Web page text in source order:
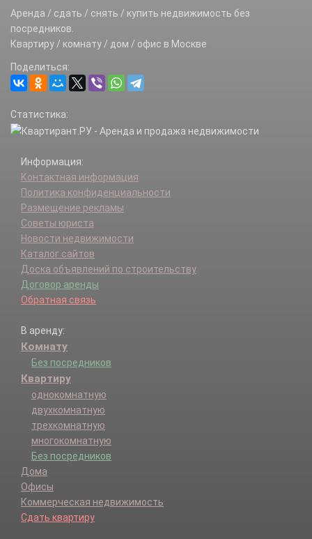
Аренда / сдать / снять / купить недвижимость без
посредников.
Квартиру / комнату / дом / офис в Москве
Поделиться:
Статистика:
Информация:
Контактная информация
Политика конфиденциальности
Размещение рекламы
Советы юриста
Новости недвижимости
Каталог сайтов
Доска объявлений по строительству
Договор аренды
Обратная связь
В аренду:
Комнату
Без посредников
Квартиру
однокомнатную
двухкомнатную
трехкомнатную
многокомнатную
Без посредников
Дома
Офисы
Коммерческая недвижимость
Сдать квартиру